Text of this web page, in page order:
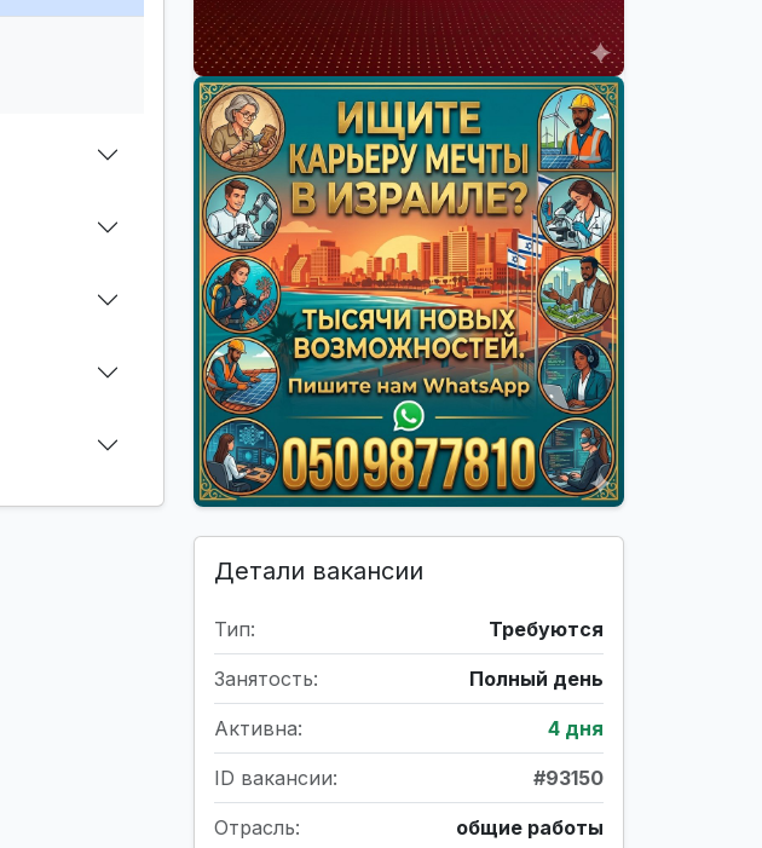
Детали вакансии
Тип: Требуются
Занятость: Полный день
Активна: 4 дня
ID вакансии: #93150
Отрасль: общие работы